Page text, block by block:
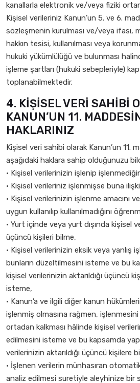
kanallarla elektronik ve/veya fiziki
Kişisel verileriniz Kanun’un 5. ve 6.
sözleşmenin kurulması ve/veya ifası,
hakkın tesisi, kullanılması veya
hukuki yükümlülüğü ve bulunması
işleme şartları (hukuki sebepleriyle)
toplanabilmektedir.
4. KİŞİSEL VERİ SAHİBİ
KANUN’UN 11.
HAKLARINIZ
Kişisel veri sahibi olarak Kanun’un 11.
aşağıdaki haklara sahip olduğunuzu
• Kişisel verilerinizin işlenip
• Kişisel verileriniz işlenmişse buna
• Kişisel verilerinizin işlenme amacını
uygun kullanılıp kullanılmadığını
• Yurt içinde veya yurt dışında kişisel
üçüncü kişileri bilme,
• Kişisel verilerinizin eksik veya yanlış
bunların düzeltilmesini isteme ve bu
kişisel verilerinizin aktarıldığı üçüncü
isteme,
• Kanun’a ve ilgili diğer kanun
işlenmiş olmasına rağmen,
ortadan kalkması hâlinde kişisel
edilmesini isteme ve bu kapsamda
verilerinizin aktarıldığı üçüncü kişilere
• İşlenen verilerin münhasıran
analiz edilmesi suretiyle aleyhinize bir